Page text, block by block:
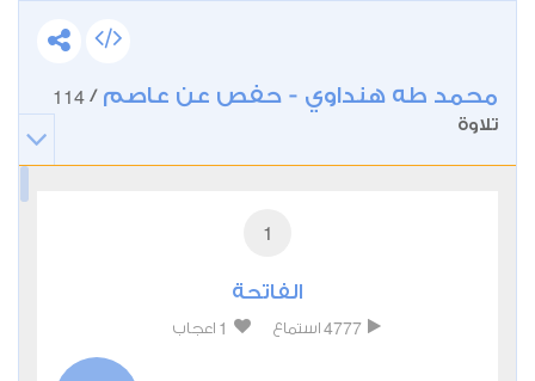
محمد طه هنداوي - حفص عن عاصم /
114
تلاوة
1
الفاتحة
4777 استماع 1 اعجاب